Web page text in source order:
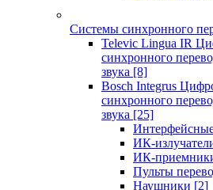
Системы синхронного
Televic Lingua IR
синхронного
звука [8]
Bosch Integrus
синхронного
звука [25]
ИК-
ИК-
Пульты
Наушники [2]